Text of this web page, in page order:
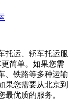
托运、轿车托运服
简单。如果您需
、铁路等多种运输
果您需要从北京到
优质的服务。